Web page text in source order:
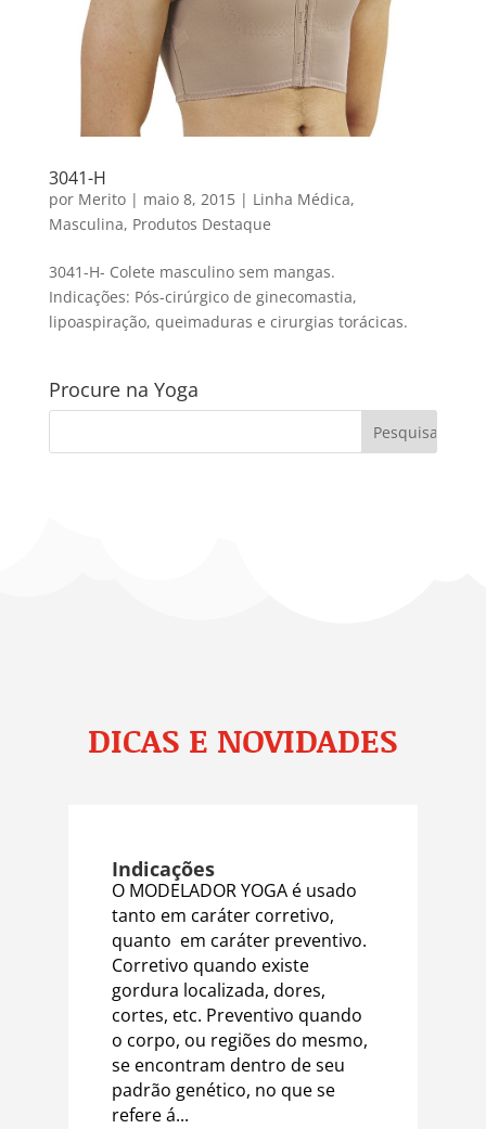
3041-H
por Merito| maio 8, 2015| Linha Médica,
Masculina, Produtos Destaque
3041-H- Colete masculino sem mangas.
Indicações: Pós-cirúrgico de ginecomastia,
lipoaspiração, queimaduras e cirurgias torácicas.
Procure na Yoga
DICAS E NOVIDADES
Indicações
O MODELADOR YOGA é usado
tanto em caráter corretivo,
quanto em caráter preventivo.
Corretivo quando existe
gordura localizada, dores,
cortes, etc. Preventivo quando
o corpo, ou regiões do mesmo,
se encontram dentro de seu
padrão genético, no que se
refere á...